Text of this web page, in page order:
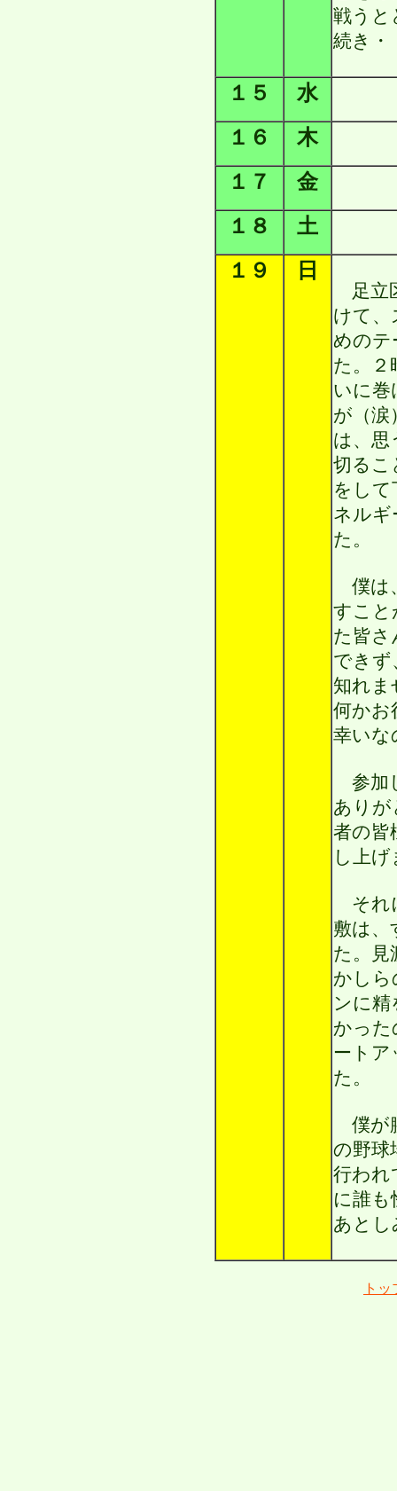
戦うと
続き・
１５
水
１６
木
１７
金
１８
土
１９
日
足立
けて、
めのテ
た。２
いに巻
が（涙
は、思
切るこ
をし
ネルギ
た。
僕は
すこと
た皆さ
できず
知れま
何かお
幸いな
参加
ありが
者の皆
し上
それ
敷は、
た。見
かしら
ンに精
かった
ートア
た。
僕が
の野球
行われ
に誰も
あとし
ト